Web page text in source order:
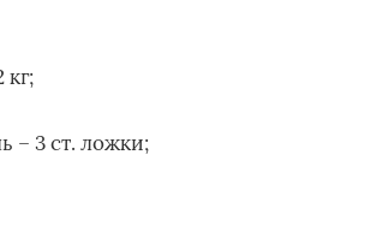
кг;
– 3 ст. ложки;